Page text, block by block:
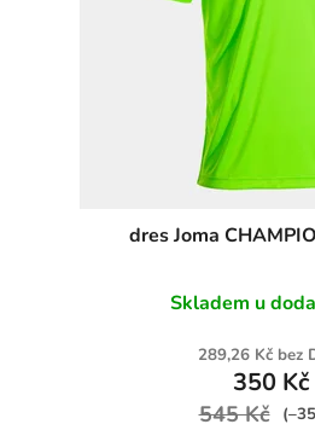
dres Joma
Skladem u
289,26 Kč bez
350 Kč
545 Kč